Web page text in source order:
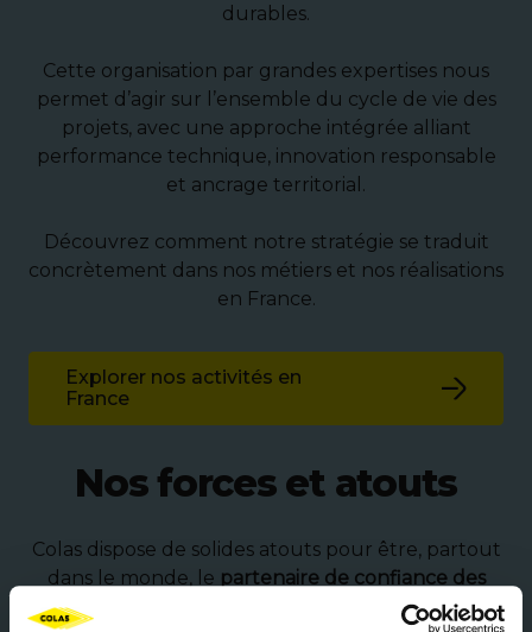
durables.
Cette organisation par grandes expertises nous
permet d’agir sur l’ensemble du cycle de vie des
projets, avec une approche intégrée alliant
performance technique, innovation responsable
et ancrage territorial.
Découvrez comment notre stratégie se traduit
concrètement dans nos métiers et nos réalisations
en France.
Explorer nos activités en
France
Nos forces et atouts
Colas dispose de solides atouts pour être, partout
dans le monde, le partenaire de confiance des
territoires
en matière de mobilité durable et